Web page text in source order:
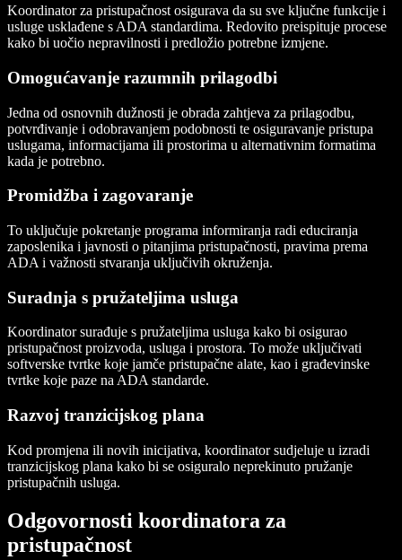
Koordinator za pristupačnost osigurava da su sve ključne funkcije i
usluge usklađene s ADA standardima. Redovito preispituje procese
kako bi uočio nepravilnosti i predložio potrebne izmjene.
Omogućavanje razumnih prilagodbi
Jedna od osnovnih dužnosti je obrada zahtjeva za prilagodbu,
potvrđivanje i odobravanjem podobnosti te osiguravanje pristupa
uslugama, informacijama ili prostorima u alternativnim formatima
kada je potrebno.
Promidžba i zagovaranje
To uključuje pokretanje programa informiranja radi educiranja
zaposlenika i javnosti o pitanjima pristupačnosti, pravima prema
ADA i važnosti stvaranja uključivih okruženja.
Suradnja s pružateljima usluga
Koordinator surađuje s pružateljima usluga kako bi osigurao
pristupačnost proizvoda, usluga i prostora. To može uključivati
softverske tvrtke koje jamče pristupačne alate, kao i građevinske
tvrtke koje paze na ADA standarde.
Razvoj tranzicijskog plana
Kod promjena ili novih inicijativa, koordinator sudjeluje u izradi
tranzicijskog plana kako bi se osiguralo neprekinuto pružanje
pristupačnih usluga.
Odgovornosti koordinatora za
pristupačnost